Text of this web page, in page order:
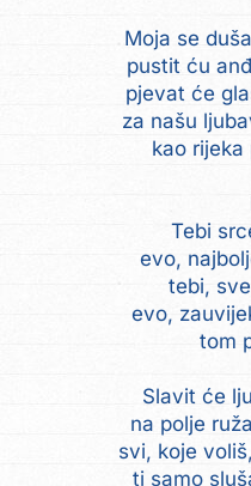
Moja se
pustit ću
pjevat će
za našu
kao rijeka
Tebi
evo,
tebi,
evo,
tom
Slavit će
na polje
svi, koje
ti samo